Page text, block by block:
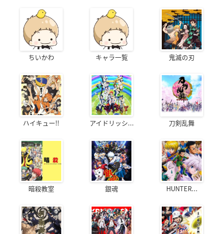
ちいかわ キャラ一覧 鬼滅の刃
ハイキュー!! アイドリッシ... 刀剣乱舞
暗殺教室 銀魂 HUNTER...